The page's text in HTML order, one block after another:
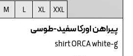
XXL
XL
L
M
پیراهن اورکا سفید-طوسی
shirt ORCA white-g